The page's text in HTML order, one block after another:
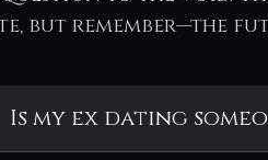
but remember—the